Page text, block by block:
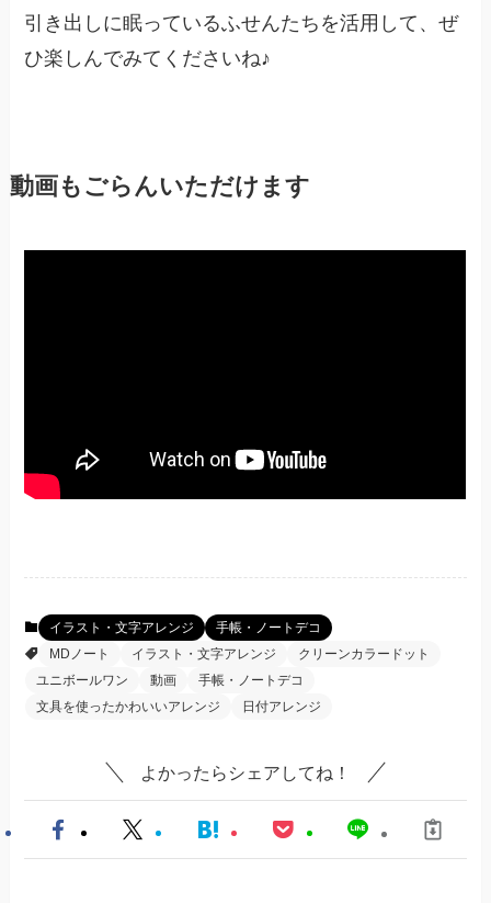
引き出しに眠っているふせんたちを活用して、ぜ
ひ楽しんでみてくださいね♪
動画もごらんいただけます
イラスト・文字アレンジ
手帳・ノートデコ
MDノート
イラスト・文字アレンジ
クリーンカラードット
ユニボールワン
動画
手帳・ノートデコ
文具を使ったかわいいアレンジ
日付アレンジ
よかったらシェアしてね！